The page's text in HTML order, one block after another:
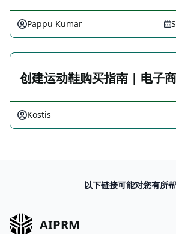
Pappu Kumar
创建运动鞋购买指南 | 电子
Kostis
以下链接可能对您有所
AIPRM